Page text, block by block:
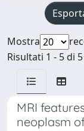
Mostra
Risultati 1 - 5 di
MRI
neoplasm